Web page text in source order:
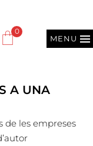
MENU
0
A UNA
de les empreses